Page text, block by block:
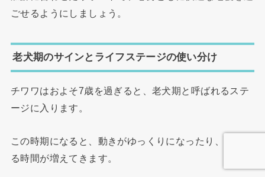
ごせるようにしましょう。
老犬期のサインとライフステージの使い分け
チワワはおよそ7歳を過ぎると、老犬期と呼ばれるステ
ージに入ります。
この時期になると、動きがゆっくりになったり、寝てい
る時間が増えてきます。